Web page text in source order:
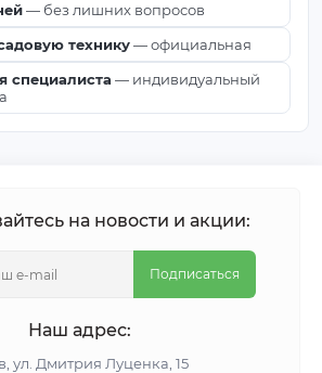
— без лишних вопросов
технику— официальная
специалиста — индивидуальный
на новости и акции:
Подписаться
Наш адрес:
ул. Дмитрия Луценка, 15